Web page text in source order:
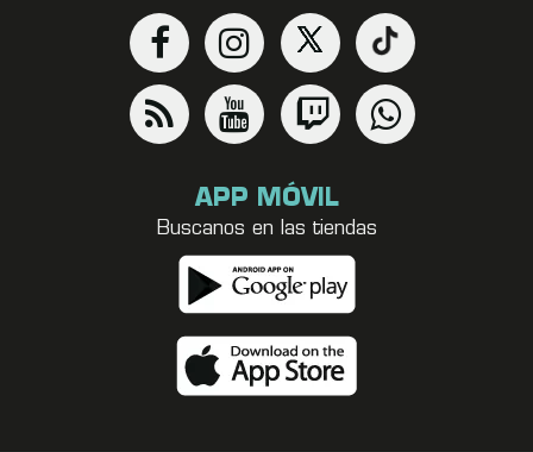
APP MÓVIL
Buscanos en las tiendas